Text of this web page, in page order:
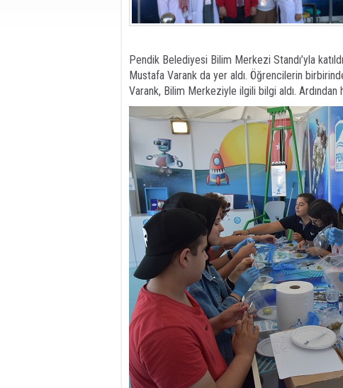
Pendik Belediyesi Bilim Merkezi Standı’yla
Mustafa Varank da yer aldı. Öğrencilerin
Varank, Bilim Merkeziyle ilgili bilgi aldı.